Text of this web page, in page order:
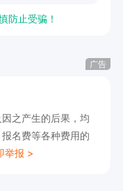
防止受骗！
广告
之产生的后果，均
名费等各种费用的
举报 >